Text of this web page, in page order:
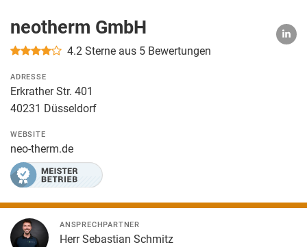
neotherm GmbH
4.2 Sterne aus 5 Bewertungen
ADRESSE
Erkrather Str. 401
40231 Düsseldorf
WEBSITE
neo-therm.de
ANSPRECHPARTNER
Herr Sebastian Schmitz